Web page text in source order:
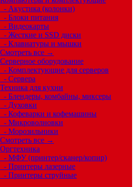
- Акустика (колонки)
- Блоки питания
- Видеокарты
- Жесткие и SSD диски
- Клавиатуры и мышки
Смотреть все →
Серверное оборудование
- Комплектующие для серверов
- Сервера
Техника для кухни
- Блендеры, комбайны, миксеры
- Духовки
- Кофеварки и кофемашины
- Микроволновки
- Морозильники
Смотреть все →
Оргтехника
- МФУ (принтер/сканер/копир)
- Принтеры лазерные
- Принтеры струйные